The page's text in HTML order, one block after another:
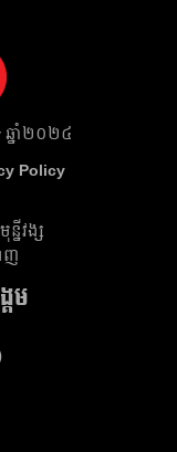
ឆ្នាំ​២០២៤
Policy
នីវង្ស
ញ
ម